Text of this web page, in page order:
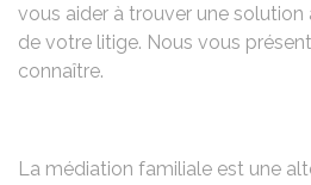
vous aider à trouver une
de votre litige. Nous vous
connaître.
La médiation familiale est une